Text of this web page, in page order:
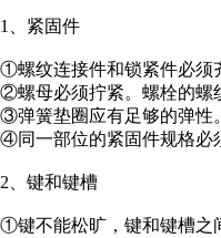
1、紧固件
①螺纹连接件和锁紧件必须
②螺母必须拧紧。螺栓的螺
③弹簧垫圈应有足够的弹性。
④同一部位的紧固件规格必
2、键和键槽
①键不能松旷，键和键槽之